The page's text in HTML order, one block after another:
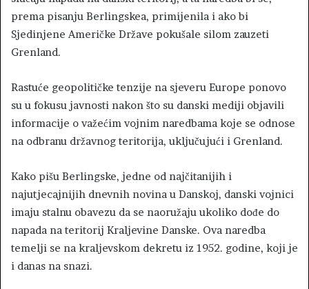
prema pisanju Berlingskea, primijenila i ako bi
Sjedinjene Američke Države pokušale silom zauzeti
Grenland.
Rastuće geopolitičke tenzije na sjeveru Europe ponovo
su u fokusu javnosti nakon što su danski mediji objavili
informacije o važećim vojnim naredbama koje se odnose
na odbranu državnog teritorija, uključujući i Grenland.
Kako pišu Berlingske, jedne od najčitanijih i
najutjecajnijih dnevnih novina u Danskoj, danski vojnici
imaju stalnu obavezu da se naoružaju ukoliko dođe do
napada na teritorij Kraljevine Danske. Ova naredba
temelji se na kraljevskom dekretu iz 1952. godine, koji je
i danas na snazi.